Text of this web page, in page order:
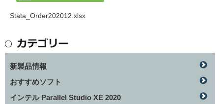
Stata_Order202012.xlsx
新製品情報
おすすめソフト
インテル Parallel Studio XE 2020